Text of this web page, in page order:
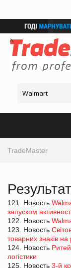
TradeMaster
121. Новость
запуском
122. Новость
123. Новость
товарних знаків на
124. Новость
логістики
125. Новость 3-й